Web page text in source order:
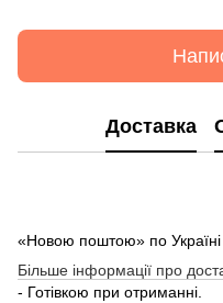
Доставка
«Новою поштою» по Україні
Більше інформації про
- Готівкою при отриманні.